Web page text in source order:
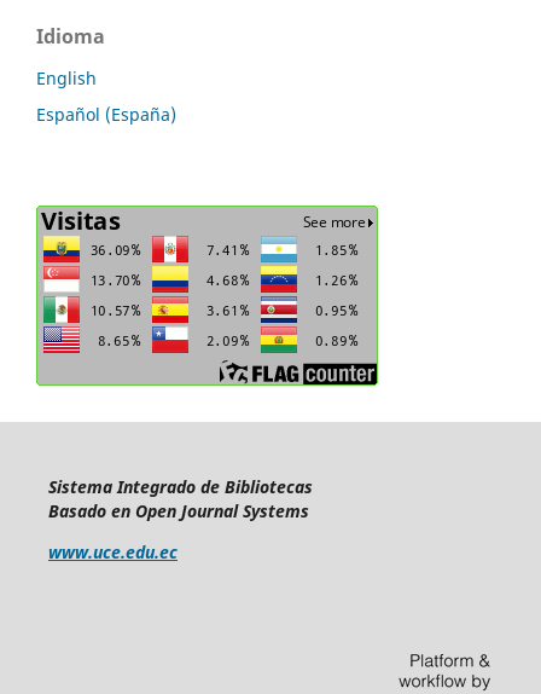
Idioma
English
Español (España)
Sistema Integrado de Bibliotecas
Basado en Open Journal Systems
www.uce.edu.ec